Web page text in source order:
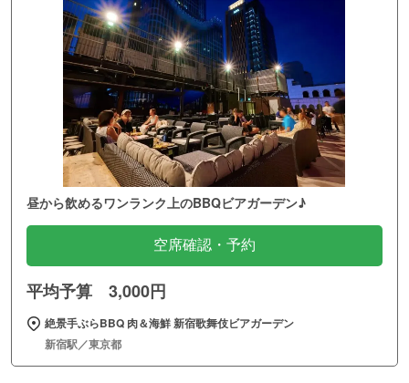
昼から飲めるワンランク上のBBQビアガーデン♪
空席確認・予約
平均予算 3,000円
絶景手ぶらBBQ 肉＆海鮮 新宿歌舞伎ビアガーデン
新宿駅／東京都